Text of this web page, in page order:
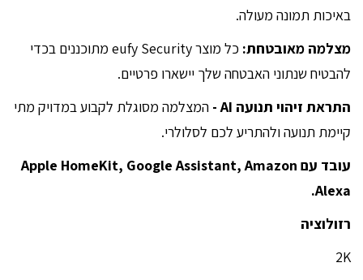
באיכות תמונה מעולה.
מצלמה מאובטחת:
כל מוצר eufy Security מתוכננים בכדי
להבטיח שנתוני האבטחה שלך יישארו פרטיים.
התראת זיהוי תנועה AI -
המצלמה מסוגלת לקבוע במדויק מתי
קיימת תנועה ולהתריע לכם לסלולרי.
עובד עם Apple HomeKit, Google Assistant, Amazon
Alexa.
רזולוציה
2K